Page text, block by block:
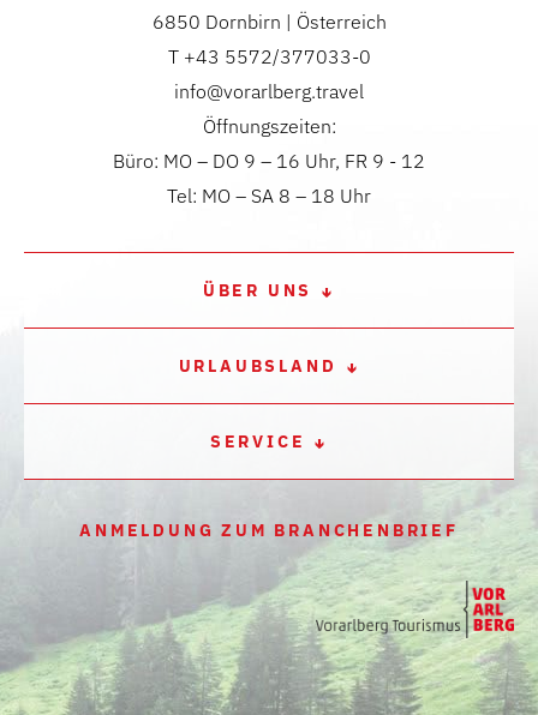
6850 Dornbirn | Österreich
T +43 5572/377033-0
info@vorarlberg.travel
Öffnungszeiten:
Büro: MO – DO 9 – 16 Uhr, FR 9 - 12
Tel: MO – SA 8 – 18 Uhr
ÜBER UNS
URLAUBSLAND
SERVICE
ANMELDUNG ZUM BRANCHENBRIEF